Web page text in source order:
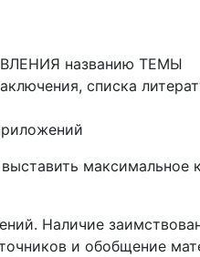
названию ТЕМЫ
списка
максимальное
Наличие
и обобщение